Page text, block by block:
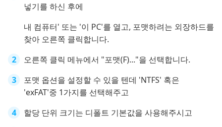
넣기를 하신 후에
내 컴퓨터' 또는 '이 PC'를 열고, 포맷하려는 외장하드를
찾아 오른쪽 클릭합니다.
오른쪽 클릭 메뉴에서 "포맷(F)..."을 선택합니다.
포맷 옵션을 설정할 수 있을 텐데 'NTFS' 혹은
'exFAT'중 1가지를 선택해주고
할당 단위 크기는 디폴트 기본값을 사용해주시고